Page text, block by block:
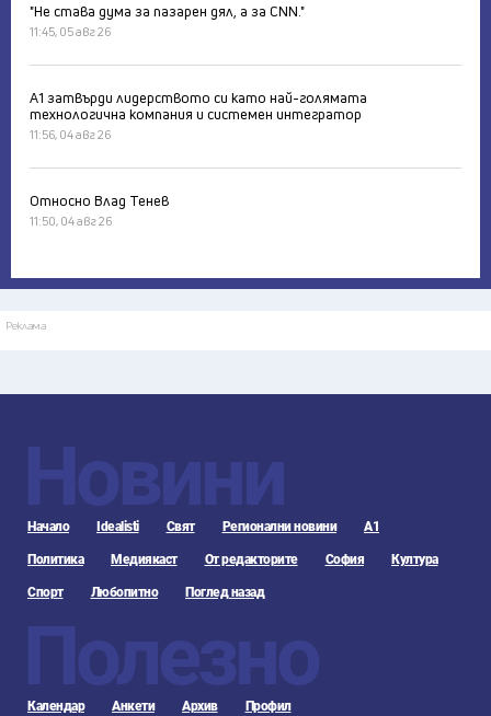
"Не става дума за пазарен дял, а за CNN."
11:45, 05 авг 26
А1 затвърди лидерството си като най-голямата
технологична компания и системен интегратор
11:56, 04 авг 26
Относно Влад Тенев
11:50, 04 авг 26
Реклама
Новини
Начало Idealisti Свят Регионални новини А1
Политика Медиякаст От редакторите София Култура
Спорт Любопитно Поглед назад
Полезно
Календар Анкети Архив Профил